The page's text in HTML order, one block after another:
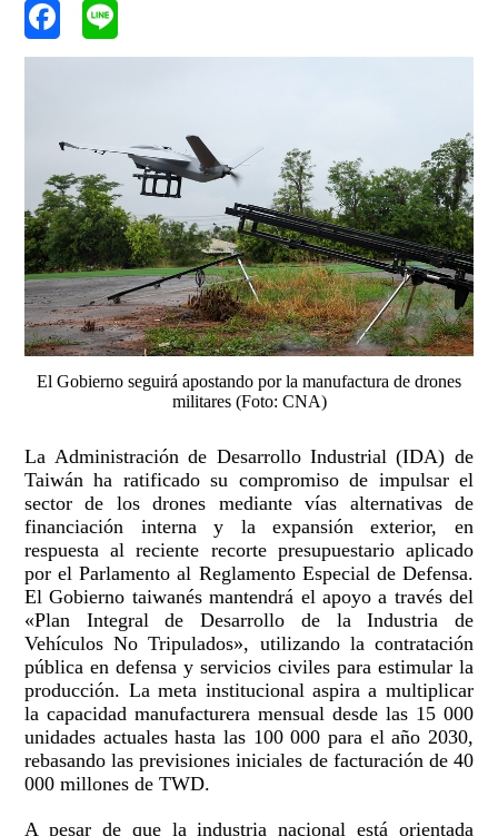
El Gobierno seguirá apostando por la manufactura de drones
militares (Foto: CNA)
La Administración de Desarrollo Industrial (IDA) de
Taiwán ha ratificado su compromiso de impulsar el
sector de los drones mediante vías alternativas de
financiación interna y la expansión exterior, en
respuesta al reciente recorte presupuestario aplicado
por el Parlamento al Reglamento Especial de Defensa.
El Gobierno taiwanés mantendrá el apoyo a través del
«Plan Integral de Desarrollo de la Industria de
Vehículos No Tripulados», utilizando la contratación
pública en defensa y servicios civiles para estimular la
producción. La meta institucional aspira a multiplicar
la capacidad manufacturera mensual desde las 15 000
unidades actuales hasta las 100 000 para el año 2030,
rebasando las previsiones iniciales de facturación de 40
000 millones de TWD.
A pesar de que la industria nacional está orientada